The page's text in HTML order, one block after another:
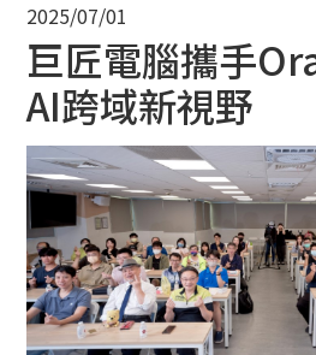
2025/07/01
巨匠電腦攜手
AI跨域新視野